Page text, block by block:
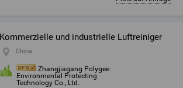
Kommerzielle und industrielle Luftreiniger
China
Zhangjiagang Polygee
Environmental Protecting
Technology Co., Ltd.